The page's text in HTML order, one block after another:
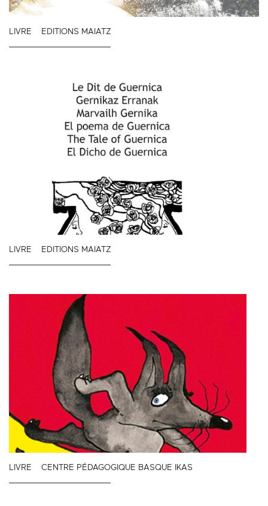
LIVRE EDITIONS MAIATZ
LIVRE EDITIONS MAIATZ
LIVRE CENTRE PÉDAGOGIQUE BASQUE IKAS